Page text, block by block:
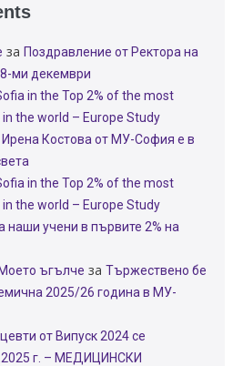
за Поздравление от Ректора на
ми декември
in the Top 2% of the most
the world – Europe Study
Костова от МУ-София е в
in the Top 2% of the most
the world – Europe Study
наши учени в първите 2% на
ъгълче за Тържествено бе
2025/26 година в МУ-
от Випуск 2024 се
г. – МЕДИЦИНСКИ